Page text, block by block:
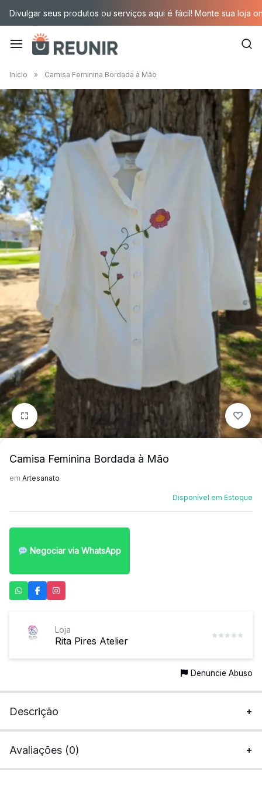
conteúdo
Divulgar seus produtos ou serviços aqui é fácil! Monte sua loja
a
tecnologia
oportunizando
trabalho
decente
para
quem
mais
precisa!
Início » Camisa Feminina Bordada à Mão
Camisa Feminina Bordada à Mão
em Artesanato
Disponível em Estoque
Negociar via WhatsApp
Rita Pires Atelier
Loja
Denuncie Abuso
Descrição
Avaliações (0)